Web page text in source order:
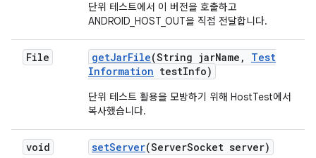
단위 테스트에서 이 버전을 호출하고
ANDROID_HOST_OUT을 직접 전달합니다.
File getJarFile(String jarName ,
Test
Information testInfo)
단위 테스트 활용을 모방하기 위해 HostTest에서
복사했습니다.
void setServer(ServerSocket server)